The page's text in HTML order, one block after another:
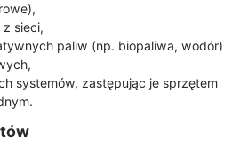
sieci,
paliw (np. biopaliwa, wodór)
systemów, zastępując je sprzętem